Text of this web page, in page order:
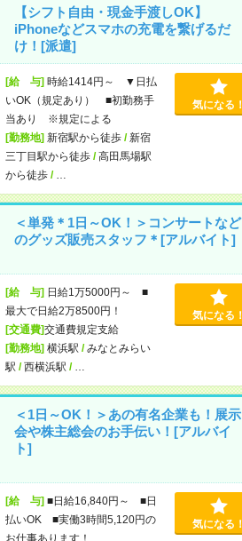
【シフト自由・現金手渡しOK】
iPhoneなどスマホの充電を繋げるだ
け！[派遣]
[給 与]時給1414円～ ▼日払
いOK（規定あり） ■初勤務手
当あり ※規定による
[勤務地]新宿駅から徒歩/新宿
三丁目駅から徒歩/高田馬場駅
から徒歩/
気になる！
＜単発＊1日～OK！＞コンサートなど
のグッズ販売スタッフ＊[アルバイト]
[給 与]日給1万5000円～ ■
最大で日給2万8500円！
[交通費]交通費規定支給
[勤務地]横浜駅 /みなとみらい
駅 /西横浜駅 /
気になる！
＜1日～OK！＞あの有名企業も！展示
会や株主総会のお手伝い！[アルバイ
ト]
[給 与]■日給16,840円～ ■日
払いOK ■実働3時間5,120円の
お仕事あります！
気になる！